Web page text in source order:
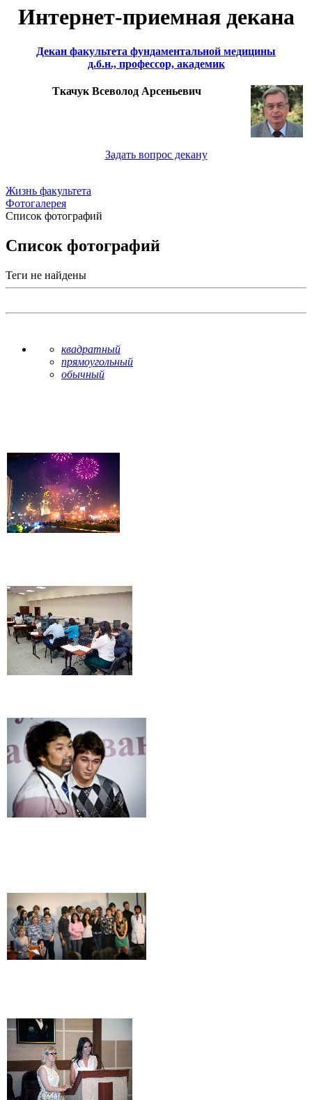
Интернет-приемная декана
Декан факультета фундаментальной медицины
д.б.н., профессор, академик
Ткачук Всеволод Арсеньевич
Задать вопрос декану
Жизнь факультета
Фотогалерея
Список фотографий
Список фотографий
Теги не найдены
квадратный
прямоугольный
обычный